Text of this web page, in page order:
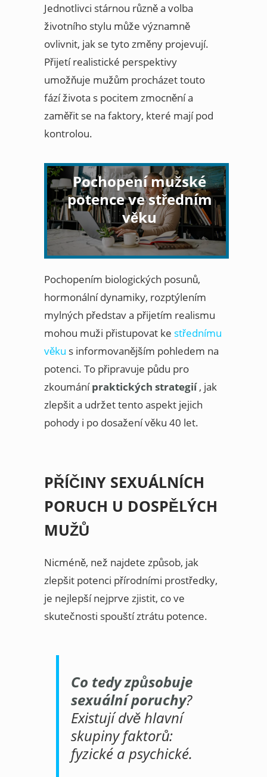
Jednotlivci stárnou různě a volba
životního stylu může významně
ovlivnit, jak se tyto změny projevují.
Přijetí realistické perspektivy
umožňuje mužům procházet touto
fází života s pocitem zmocnění a
zaměřit se na faktory, které mají pod
kontrolou.
Pochopení mužské
potence ve středním
věku
Pochopením biologických posunů,
hormonální dynamiky, rozptýlením
mylných představ a přijetím realismu
mohou muži přistupovat ke střednímu
věku s informovanějším pohledem na
potenci. To připravuje půdu pro
zkoumánípraktických strategií, jak
zlepšit a udržet tento aspekt jejich
pohody i po dosažení věku 40 let.
PŘÍČINY SEXUÁLNÍCH
PORUCH U DOSPĚLÝCH
MUŽŮ
Nicméně, než najdete způsob, jak
zlepšit potenci přírodními prostředky,
je nejlepší nejprve zjistit, co ve
skutečnosti spouští ztrátu potence.
Co tedy způsobuje
sexuální poruchy?
Existují dvě hlavní
skupiny faktorů:
fyzické a psychické.